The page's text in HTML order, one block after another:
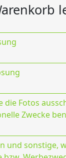
die Fotos
Zwecke
und sonstige,